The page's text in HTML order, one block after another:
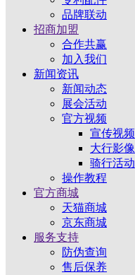
品牌联动
招商加盟
合作共赢
加入我们
新闻资讯
新闻动态
展会活动
官方视频
宣传视频
大行影像
骑行活动
操作教程
官方商城
天猫商城
京东商城
服务支持
防伪查询
售后保养